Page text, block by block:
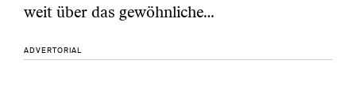
weit über das gewöhnliche…
ADVERTORIAL